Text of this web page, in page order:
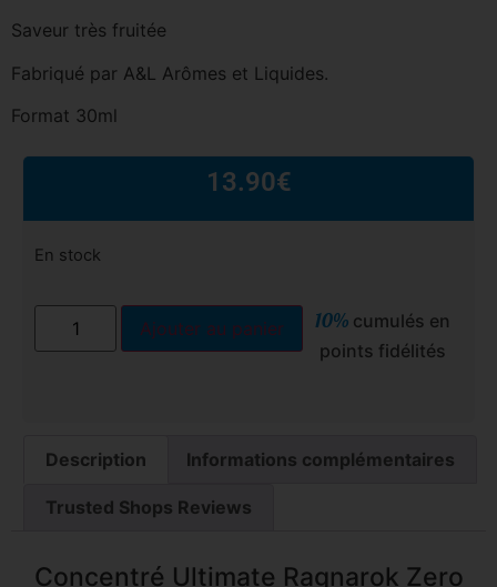
Saveur très fruitée
Fabriqué par A&L Arômes et Liquides.
Format 30ml
13.90€
En stock
Ajouter au panier 10% cumulés en
points fidélités
Description Informations complémentaires
Trusted Shops Reviews
Concentré Ultimate Ragnarok Zero